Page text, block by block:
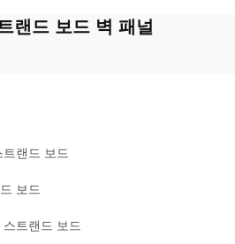
랜드 보드 벽 패널
랜드 보드
보드
트랜드 보드